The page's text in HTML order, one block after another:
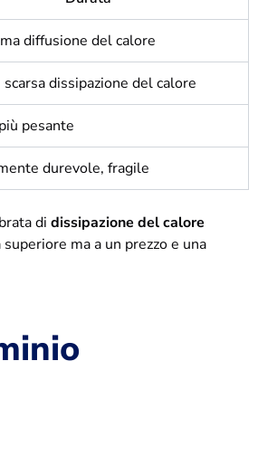
diffusione del calore
dissipazione del calore
pesante
durevole, fragile
didissipazione del calore
ma a un prezzo e una